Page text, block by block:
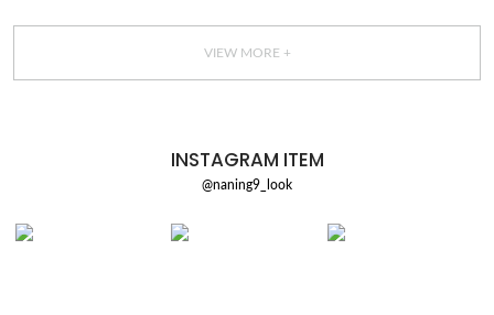
VIEW MORE +
INSTAGRAM ITEM
@naning9_look